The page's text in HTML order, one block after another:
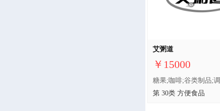
艾粥道
￥15000
第 30类 方便食品